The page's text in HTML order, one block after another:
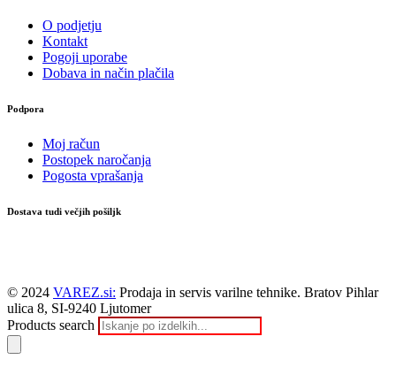
O podjetju
Kontakt
Pogoji uporabe
Dobava in način plačila
Podpora
Moj račun
Postopek naročanja
Pogosta vprašanja
Dostava tudi večjih pošiljk
© 2024 VAREZ.si: Prodaja in servis varilne tehnike. Bratov Pihlar
ulica 8, SI-9240 Ljutomer
Products search